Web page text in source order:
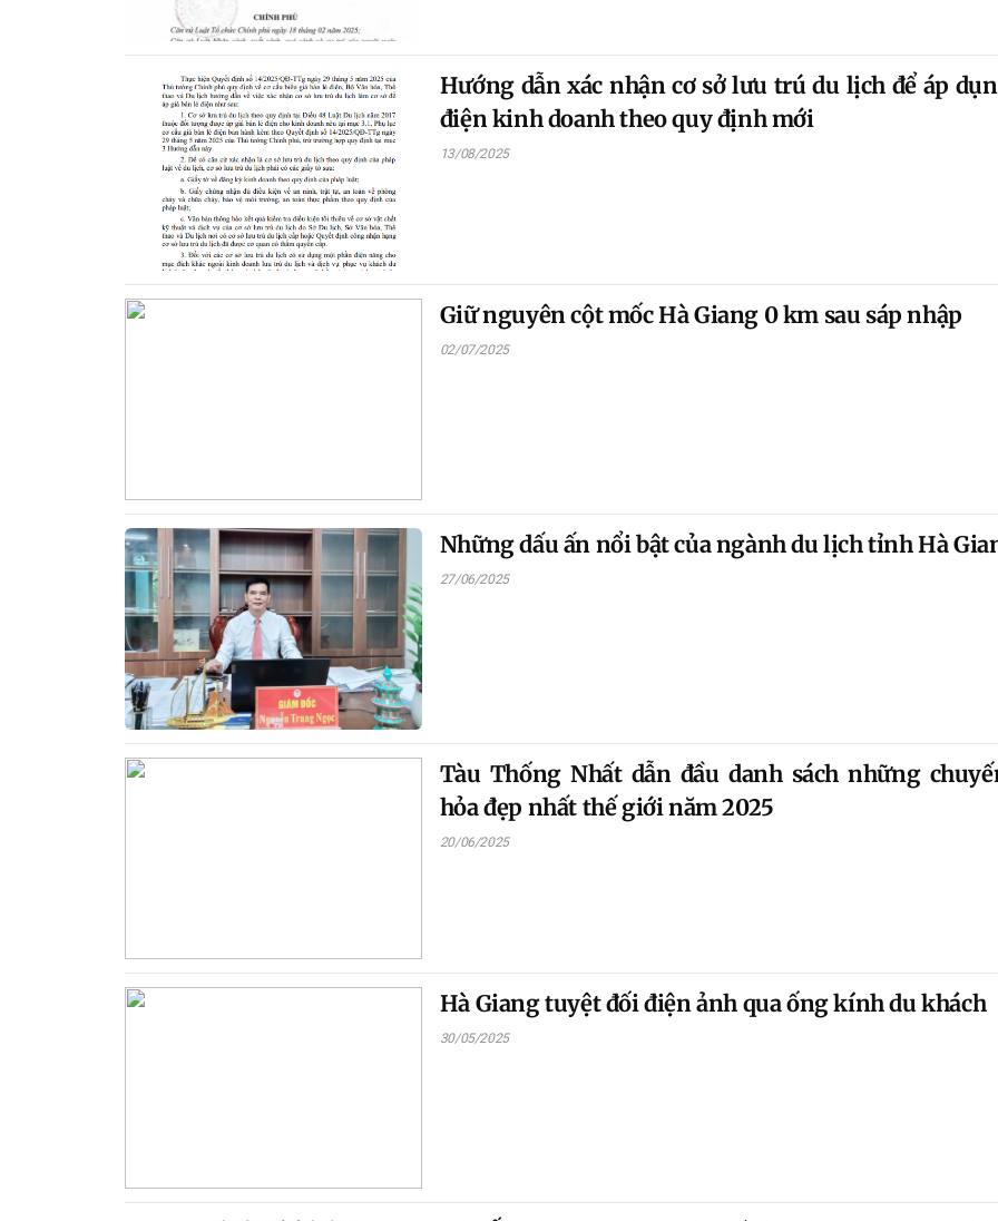
Hướng dẫn xác nhận cơ sở lưu trú du lịch để áp
điện kinh doanh theo quy định mới
13/08/2025
Giữ nguyên cột mốc Hà Giang 0 km sau sáp nhập
02/07/2025
Những dấu ấn nổi bật của ngành du lịch tỉnh Hà
27/06/2025
Tàu Thống Nhất dẫn đầu danh sách những
hỏa đẹp nhất thế giới năm 2025
20/06/2025
Hà Giang tuyệt đối điện ảnh qua ống kính du khách
30/05/2025